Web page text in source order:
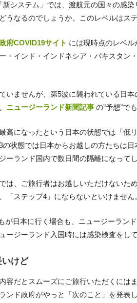
新システム」では、渡航元の国々の感
うなるのでしょうか。このレベルはス
府COVID19サイト には現時点のレベ
・インド・インドネシア・パキスタン
いませんが、第5波に襲われている日
ニュージーランド新聞記事 の”予想”で
高になったという日本の状態では「低
の状態では日本からお越しの方たちは
ーランド国内で数日間の隔離になってし
は、ご旅行者はお越しいただけない
「ステップ4」にならないといけません。
が日本に行く場合も、ニュージーラン
ージーランド入国時には感染検査をし
いけど
容だとスムーズにご旅行いただくには
ンド政府がやっと「次のこと」を発表